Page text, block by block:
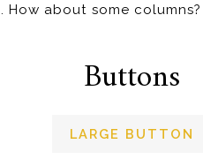
How about some
Buttons
LARGE BUTTON